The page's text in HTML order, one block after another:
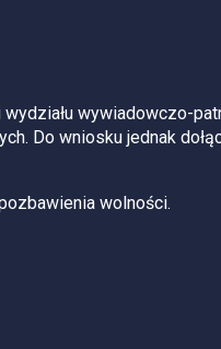
wywiadowczo-
Do wniosku jednak
wolności.